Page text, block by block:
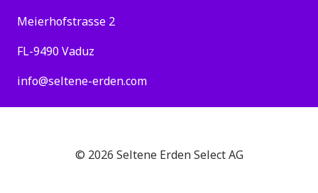
Meierhofstrasse 2
FL-9490 Vaduz
info@seltene-erden.com
© 2026 Seltene Erden Select AG